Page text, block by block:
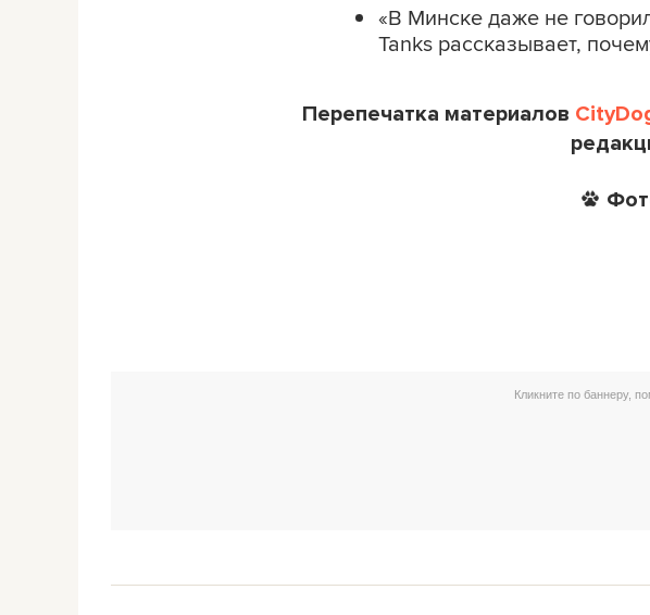
«В Минске даже не
Tanks рассказывает,
Перепечатка материалов